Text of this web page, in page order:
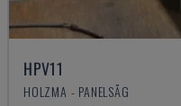
HPV11
HOLZMA - PANELSÅG